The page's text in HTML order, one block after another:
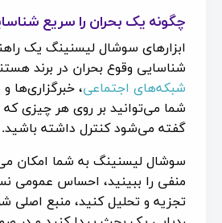
چگونه یک بحران را سریع
ابزارهای سوشال لیسنینگ یک
شناسایی وقوع بحران در برند
شبکه‌های اجتماعی، خبرگزاری‌ها
شما می‌توانید بر روی هر چیزی که
گفته‌ می‌شود کنترل داشته باشید.
سوشال لیسنینگ به شما امکان
منفی را ببینید، احساس عمومی
تجزیه و تحلیل کنید، منبع اصلی